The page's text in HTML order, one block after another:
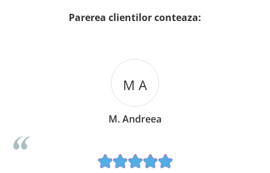
Parerea clientilor conteaza:
M A
M. Andreea